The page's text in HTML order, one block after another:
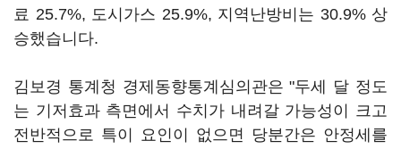
료 25.7%, 도시가스 25.9%, 지역난방비는 30.9% 상
승했습니다.
김보경 통계청 경제동향통계심의관은 "두세 달 정도
는 기저효과 측면에서 수치가 내려갈 가능성이 크고
전반적으로 특이 요인이 없으면 당분간은 안정세를